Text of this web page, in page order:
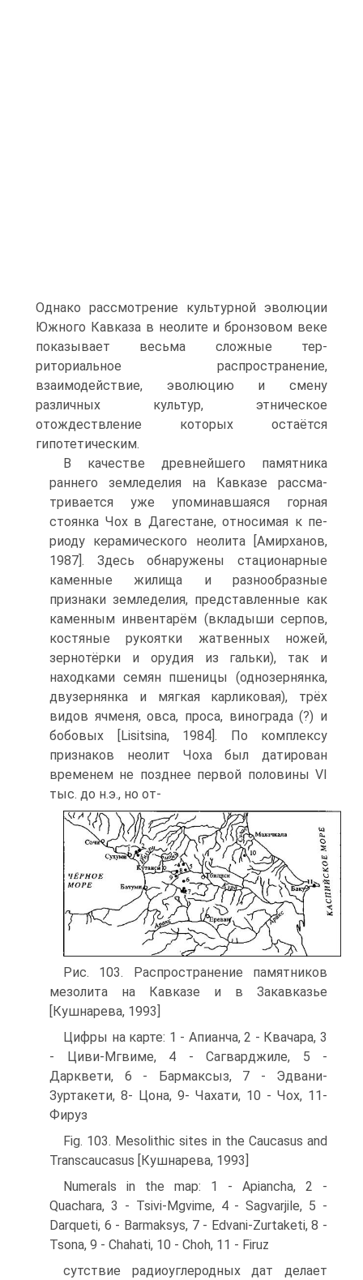
Однако рассмотрение культурной эволюции
Южного Кавказа в неолите и бронзовом веке
показывает весьма сложные тер­
риториальное распространение,
взаимодействие, эволюцию и смену
различных культур, этническое
отождествление которых остаётся
гипотетическим.
В качестве древнейшего памятника
раннего земледелия на Кавказе рассма­
тривается уже упоминавшаяся горная
стоянка Чох в Дагестане, относимая к пе­
риоду керамического неолита [Амирханов,
1987]. Здесь обнаружены стацио­нарные
каменные жилища и разнообразные
признаки земледелия, представлен­ные как
каменным инвентарём (вкладыши серпов,
костяные рукоятки жатвен­ных ножей,
зернотёрки и орудия из гальки), так и
находками семян пшеницы (однозернянка,
двузернянка и мягкая карликовая), трёх
видов ячменя, овса, про­са, винограда (?) и
бобовых [Lisitsina, 1984]. По комплексу
признаков неолит Чо­ха был датирован
временем не позднее первой половины VI
тыс. до н.э., но от-
Рис. 103. Распространение памятников
мезолита на Кавказе и в Закавказье
[Кушнарева, 1993]
Цифры на карте: 1 - Апианча, 2 - Квачара, 3
- Циви-Мгвиме, 4 - Сагварджиле, 5 -
Дарквети, 6 - Бармаксыз, 7 - Эдвани-
Зуртакети, 8- Цона, 9- Чахати, 10 - Чох, 11-
Фируз
Fig. 103. Mesolithic sites in the Caucasus and
Transcaucasus [Кушнарева, 1993]
Numerals in the map: 1 - Apiancha, 2 -
Quachara, 3 - Tsivi-Mgvime, 4 - Sagvarjile, 5 -
Darqueti, 6 - Barmaksys, 7 - Edvani-Zurtaketi, 8 -
Tsona, 9 - Chahati, 10 - Choh, 11 - Firuz
сутствие радиоуглеродных дат делает